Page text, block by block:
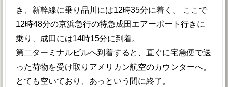
き、新幹線に乗り品川には12時35分に着く。 ここで
12時48分の京浜急行の特急成田エアーポート行きに
乗り、成田には14時15分に到着。
第二ターミナルビルへ到着すると、直ぐに宅急便で送
った荷物を受け取りアメリカン航空のカウンターへ。
とても空いており、あっという間に終了。